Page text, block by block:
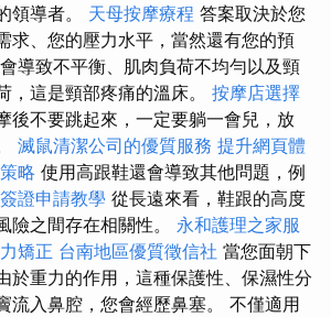
領導者。 天母按摩療程 答案取決於您
求、您的壓力水平，當然還有您的預
導致不平衡、肌肉負荷不均勻以及頸
，這是頸部疼痛的溫床。 按摩店選擇
後不要跳起來，一定要躺一會兒，放
滅鼠清潔公司的優質服務 提升網頁體
略 使用高跟鞋還會導致其他問題，例
證申請教學 從長遠來看，鞋跟的高度
險之間存在相關性。 永和護理之家服
矯正 台南地區優質徵信社 當您面朝下
於重力的作用，這種保護性、保濕性分
流入鼻腔，您會經歷鼻塞。 不僅適用